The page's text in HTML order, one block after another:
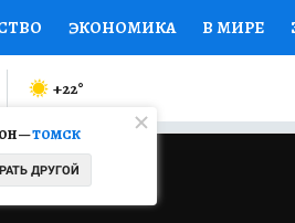
ЭКОНОМИКА В МИРЕ
МИР Я ЗНАЮ СЕМЬЯ
СЕРИАЛЫ
—ТОМСК
ДРУГОЙ
+22°